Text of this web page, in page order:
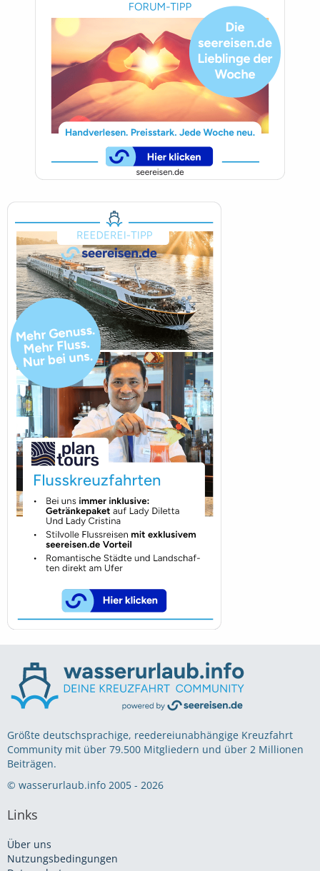
Größte deutschsprachige, reedereiunabhängige Kreuzfahrt
Community mit über 79.500 Mitgliedern und über 2 Millionen
Beiträgen.
© wasserurlaub.info 2005 - 2026
Links
Über uns
Nutzungsbedingungen